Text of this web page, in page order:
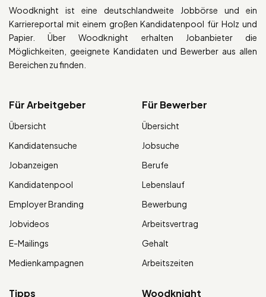
Woodknight ist eine deutschlandweite Jobbörse und ein
Karriereportal mit einem großen Kandidatenpool für Holz und
Papier. Über Woodknight erhalten Jobanbieter die
Möglichkeiten, geeignete Kandidaten und Bewerber aus allen
Bereichen zu finden.
Für Arbeitgeber
Übersicht
Kandidatensuche
Jobanzeigen
Kandidatenpool
Employer Branding
Jobvideos
E-Mailings
Medienkampagnen
Für Bewerber
Übersicht
Jobsuche
Berufe
Lebenslauf
Bewerbung
Arbeitsvertrag
Gehalt
Arbeitszeiten
Tipps Woodknight